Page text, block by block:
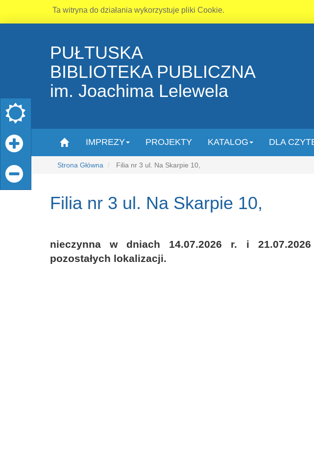
Ta witryna do działania wykorzystuje pliki Cookie.
PUŁTUSKA
BIBLIOTEKA PUBLICZNA
im. Joachima Lelewela
IMPREZY PROJEKTY KATALOG DLA
Strona Główna Filia nr 3 ul. Na Skarpie 10,
Filia nr 3 ul. Na Skarpie 10,
nieczynna w dniach 14.07.2026 r. i
pozostałych lokalizacji.